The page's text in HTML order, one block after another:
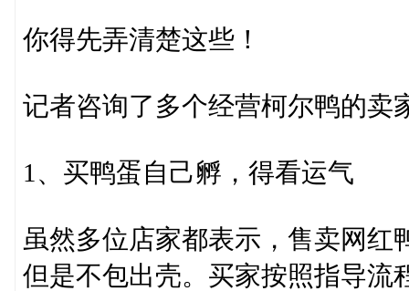
你得先弄清楚这些！
记者咨询了多个经营柯尔鸭的卖
1、买鸭蛋自己孵，得看运气
虽然多位店家都表示，售卖网红
但是不包出壳。买家按照指导流